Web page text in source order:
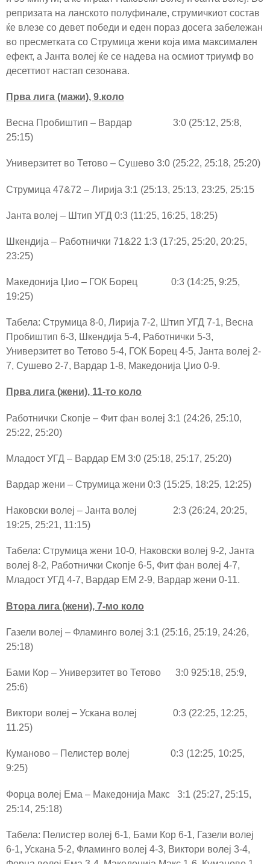
репризата на ланското полуфинале, струмичкиот состав
ќе влезе со девет победи и еден пораз досега забележан
во пресметката со Струмица жени која има максимален
ефект, а Јанта волеј ќе се надева на осмиот триумф во
десеттиот настап сезонава.
Прва лига (мажи), 9.коло
Весна Пробиштип – Вардар 3:0 (25:12, 25:8,
25:15)
Универзитет во Тетово – Сушево 3:0 (25:22, 25:18, 25:20)
Струмица 47&72 – Лирија 3:1 (25:13, 25:13, 23:25, 25:15
Јанта волеј – Штип УГД 0:3 (11:25, 16:25, 18:25)
Шкендија – Работнички 71&22 1:3 (17:25, 25:20, 20:25,
23:25)
Македонија Џио – ГОК Борец 0:3 (14:25, 9:25,
19:25)
Табела: Струмица 8-0, Лирија 7-2, Штип УГД 7-1, Весна
Пробиштип 6-3, Шкендија 5-4, Работнички 5-3,
Универзитет во Тетово 5-4, ГОК Борец 4-5, Јанта волеј 2-
7, Сушево 2-7, Вардар 1-8, Македонија Џио 0-9.
Прва лига (жени), 11-то коло
Работнички Скопје – Фит фан волеј 3:1 (24:26, 25:10,
25:22, 25:20)
Младост УГД – Вардар ЕМ 3:0 (25:18, 25:17, 25:20)
Вардар жени – Струмица жени 0:3 (15:25, 18:25, 12:25)
Наковски волеј – Јанта волеј 2:3 (26:24, 20:25,
19:25, 25:21, 11:15)
Табела: Струмица жени 10-0, Наковски волеј 9-2, Јанта
волеј 8-2, Работнички Скопје 6-5, Фит фан волеј 4-7,
Младост УГД 4-7, Вардар ЕМ 2-9, Вардар жени 0-11.
Втора лига (жени), 7-мо коло
Газели волеј – Фламинго волеј 3:1 (25:16, 25:19, 24:26,
25:18)
Бами Кор – Универзитет во Тетово 3:0 925:18, 25:9,
25:6)
Виктори волеј – Ускана волеј 0:3 (22:25, 12:25,
11.25)
Куманово – Пелистер волеј 0:3 (12:25, 10:25,
9:25)
Форца волеј Ема – Македонија Макс 3:1 (25:27, 25:15,
25:14, 25:18)
Табела: Пелистер волеј 6-1, Бами Кор 6-1, Газели волеј
6-1, Ускана 5-2, Фламинго волеј 4-3, Виктори волеј 3-4,